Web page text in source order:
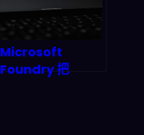
Microsoft
Foundry 把